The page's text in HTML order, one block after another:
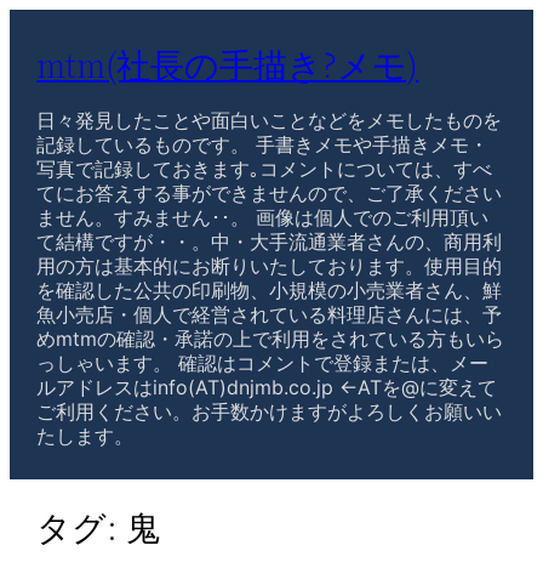
mtm(社長の手描き?メモ)
日々発見したことや面白いことなどをメモしたものを
記録しているものです。 手書きメモや手描きメモ・
写真で記録しておきます｡コメントについては、すべ
てにお答えする事ができませんので、ご了承ください
ません。すみません･･。 画像は個人でのご利用頂い
て結構ですが・・。中・大手流通業者さんの、商用利
用の方は基本的にお断りいたしております。使用目的
を確認した公共の印刷物、小規模の小売業者さん、鮮
魚小売店・個人で経営されている料理店さんには、予
めmtmの確認・承諾の上で利用をされている方もいら
っしゃいます。 確認はコメントで登録または、メー
ルアドレスはinfo(AT)dnjmb.co.jp ←ATを@に変えて
ご利用ください。お手数かけますがよろしくお願いい
たします。
タグ: 鬼